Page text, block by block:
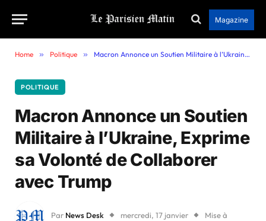
Magazine
Home » Politique » Macron Annonce un Soutien Militaire à l’Ukraine, Exprime sa Volonté de Collaborer avec Trump
POLITIQUE
Macron Annonce un Soutien
Militaire à l’Ukraine, Exprime
sa Volonté de Collaborer
avec Trump
Par News Desk mercredi, 17 janvier Mise à